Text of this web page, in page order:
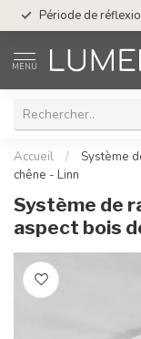
Période de
MENU
Accueil /
Système
chêne - Linn
Système de
aspect bois